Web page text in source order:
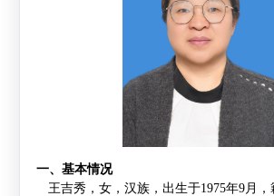
一、基本情况
王吉秀，女，汉族，出生于1975年9月，